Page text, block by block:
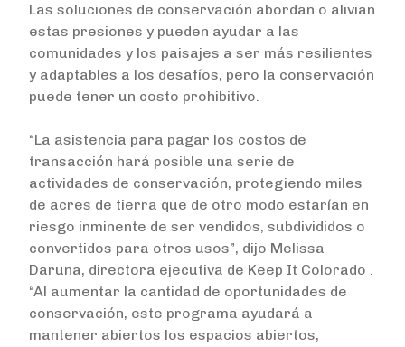
Las soluciones de conservación abordan o alivian
estas presiones y pueden ayudar a las
comunidades y los paisajes a ser más resilientes
y adaptables a los desafíos, pero la conservación
puede tener un costo prohibitivo.
“La asistencia para pagar los costos de
transacción hará posible una serie de
actividades de conservación, protegiendo miles
de acres de tierra que de otro modo estarían en
riesgo inminente de ser vendidos, subdivididos o
convertidos para otros usos”, dijo Melissa
Daruna, directora ejecutiva de Keep It Colorado .
“Al aumentar la cantidad de oportunidades de
conservación, este programa ayudará a
mantener abiertos los espacios abiertos,